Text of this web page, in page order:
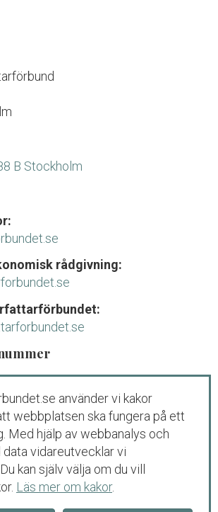
B Stockholm
rådgivning:
00
11.00
rådgivning för
debutanter:
använder vi kakor
webbplatsen ska fungera på ett
Med hjälp av webbanalys och
data vidareutvecklar vi
kan själv välja om du vill
Läs mer om kakor.